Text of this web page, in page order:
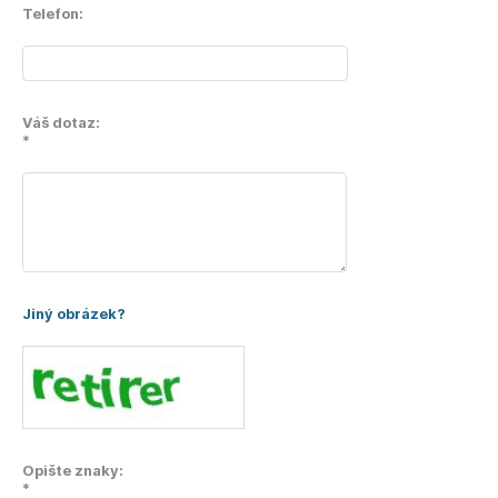
Telefon:
Váš dotaz:
*
Jiný obrázek?
Opište znaky:
*